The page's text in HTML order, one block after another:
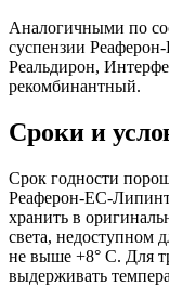
Аналогичными по
суспензии
Реальдирон,
рекомбинантный.
Сроки и
Срок годности
Реаферон-ЕС-Липинт
хранить в
света, недоступном
не выше +8° С. Для
выдерживать